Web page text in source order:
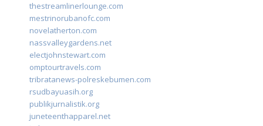
thestreamlinerlounge.com
mestrinorubanofc.com
novelatherton.com
nassvalleygardens.net
electjohnstewart.com
omptourtravels.com
tribratanews-polreskebumen.com
rsudbayuasih.org
publikjurnalistik.org
juneteenthapparel.net